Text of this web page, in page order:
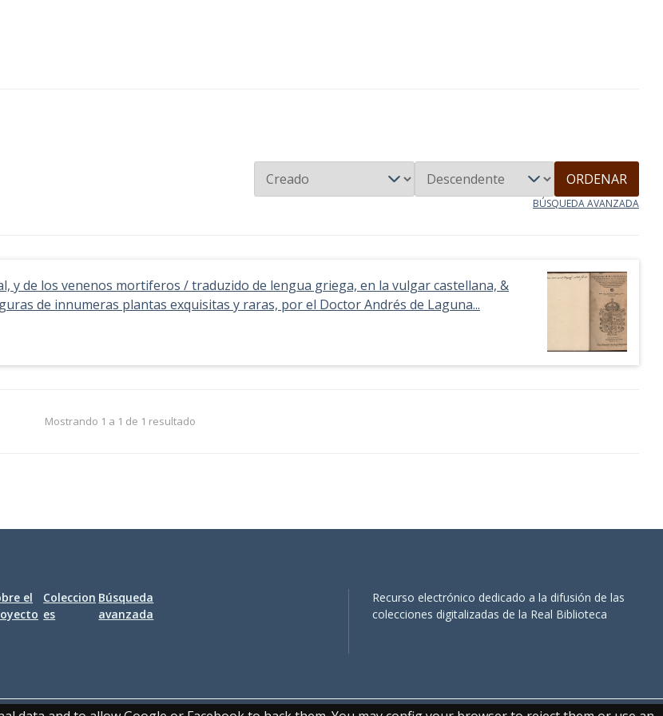
ORDENAR
BÚSQUEDA AVANZADA
y de los venenos mortiferos / traduzido de lengua griega, en la vulgar castellana, &
de innumeras plantas exquisitas y raras, por el Doctor Andrés de Laguna...
Mostrando 1 a 1 de 1 resultado
el
Coleccion
es
Búsqueda
avanzada
Recurso electrónico dedicado a la difusión de las
colecciones digitalizadas de la Real Biblioteca